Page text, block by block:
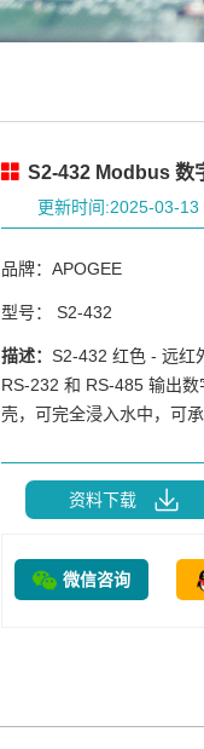
S2-432 Modbus 数
更新时间:2025-03-13
品牌：APOGEE
型号： S2-432
描述：S2-432 红色 - 远红
RS-232 和 RS-485 输出
壳，可完全浸入水中，可承
资料下载
微信咨询